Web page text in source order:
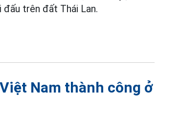
trên đất Thái Lan.
Nam thành công ở